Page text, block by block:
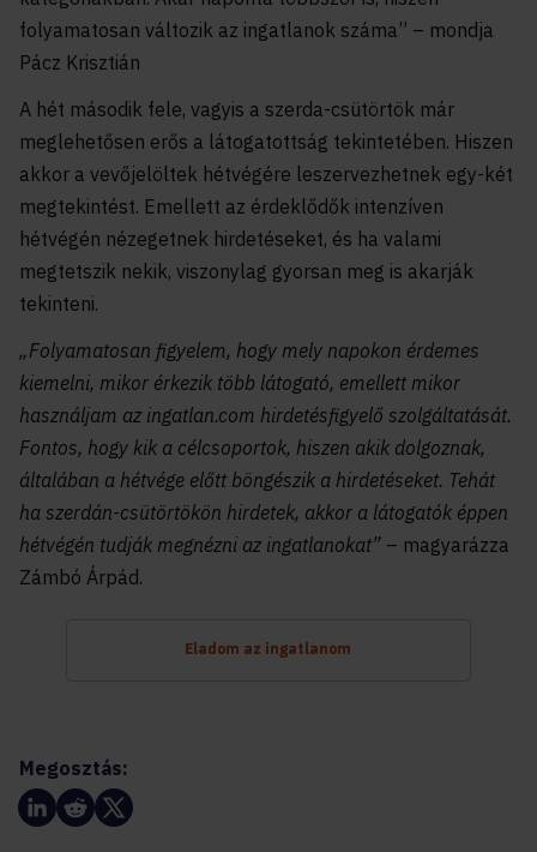
folyamatosan változik az ingatlanok száma” – mondja
Pácz Krisztián
A hét második fele, vagyis a szerda-csütörtök már
meglehetősen erős a látogatottság tekintetében. Hiszen
akkor a vevőjelöltek hétvégére leszervezhetnek egy-két
megtekintést. Emellett az érdeklődők intenzíven
hétvégén nézegetnek hirdetéseket, és ha valami
megtetszik nekik, viszonylag gyorsan meg is akarják
tekinteni.
„Folyamatosan figyelem, hogy mely napokon érdemes
kiemelni, mikor érkezik több látogató, emellett mikor
használjam az ingatlan.com hirdetésfigyelő szolgáltatását.
Fontos, hogy kik a célcsoportok, hiszen akik dolgoznak,
általában a hétvége előtt böngészik a hirdetéseket. Tehát
ha szerdán-csütörtökön hirdetek, akkor a látogatók éppen
hétvégén tudják megnézni az ingatlanokat” – magyarázza
Zámbó Árpád.
Eladom az ingatlanom
Megosztás: